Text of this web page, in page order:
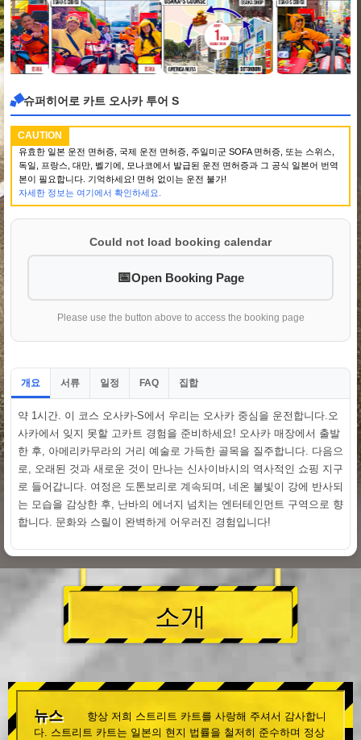
슈퍼히어로 카트 오사카 투어 S
CAUTION
유효한 일본 운전 면허증, 국제 운전 면허증, 주일미군 SOFA 면허증, 또는 스위스,
독일, 프랑스, 대만, 벨기에, 모나코에서 발급된 운전 면허증과 그 공식 일본어 번역
본이 필요합니다. 기억하세요! 면허 없이는 운전 불가!
자세한 정보는 여기에서 확인하세요.
Could not load booking calendar
Open Booking Page
Please use the button above to access the booking page
개요 서류 일정 FAQ 집합
약 1시간. 이 코스 오사카-S에서 우리는 오사카 중심을 운전합니다.오
사카에서 잊지 못할 고카트 경험을 준비하세요! 오사카 매장에서 출발
한 후, 아메리카무라의 거리 예술로 가득한 골목을 질주합니다. 다음으
로, 오래된 것과 새로운 것이 만나는 신사이바시의 역사적인 쇼핑 지구
로 들어갑니다. 여정은 도톤보리로 계속되며, 네온 불빛이 강에 반사되
는 모습을 감상한 후, 난바의 에너지 넘치는 엔터테인먼트 구역으로 향
합니다. 문화와 스릴이 완벽하게 어우러진 경험입니다!
소개
뉴스
항상 저희 스트리트 카트를 사랑해 주셔서 감사합니
다. 스트리트 카트는 일본의 현지 법률을 철저히 준수하며 정상